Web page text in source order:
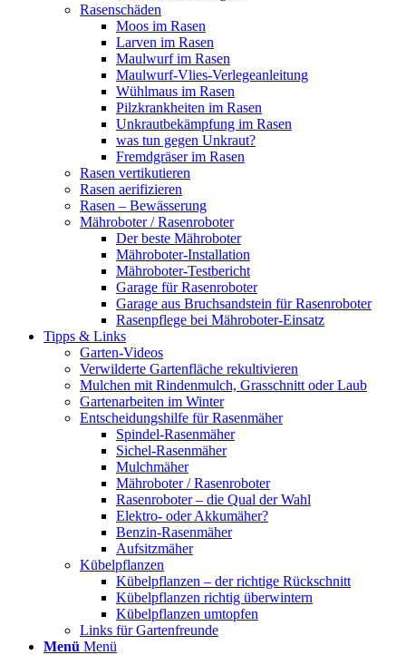
Rasenschäden
Moos im Rasen
Larven im Rasen
Maulwurf im Rasen
Maulwurf-Vlies-Verlegeanleitung
Wühlmaus im Rasen
Pilzkrankheiten im Rasen
Unkrautbekämpfung im Rasen
was tun gegen Unkraut?
Fremdgräser im Rasen
Rasen vertikutieren
Rasen aerifizieren
Rasen – Bewässerung
Mähroboter / Rasenroboter
Der beste Mähroboter
Mähroboter-Installation
Mähroboter-Testbericht
Garage für Rasenroboter
Garage aus Bruchsandstein für Rasenroboter
Rasenpflege bei Mähroboter-Einsatz
Tipps & Links
Garten-Videos
Verwilderte Gartenfläche rekultivieren
Mulchen mit Rindenmulch, Grasschnitt oder Laub
Gartenarbeiten im Winter
Entscheidungshilfe für Rasenmäher
Spindel-Rasenmäher
Sichel-Rasenmäher
Mulchmäher
Mähroboter / Rasenroboter
Rasenroboter – die Qual der Wahl
Elektro- oder Akkumäher?
Benzin-Rasenmäher
Aufsitzmäher
Kübelpflanzen
Kübelpflanzen – der richtige Rückschnitt
Kübelpflanzen richtig überwintern
Kübelpflanzen umtopfen
Links für Gartenfreunde
Menü Menü